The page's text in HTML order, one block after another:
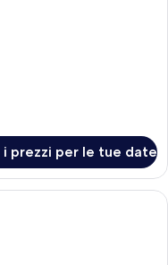
i prezzi per le tue date
d'albergo con un letto